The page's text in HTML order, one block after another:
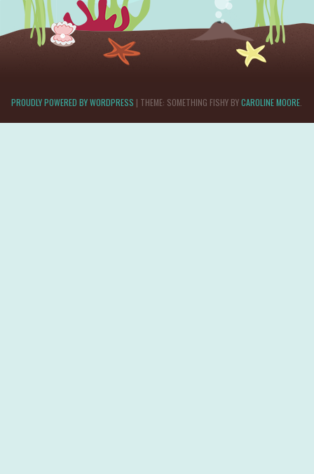
PROUDLY POWERED BY WORDPRESS | THEME: SOMETHING FISHY BYCAROLINE MOORE